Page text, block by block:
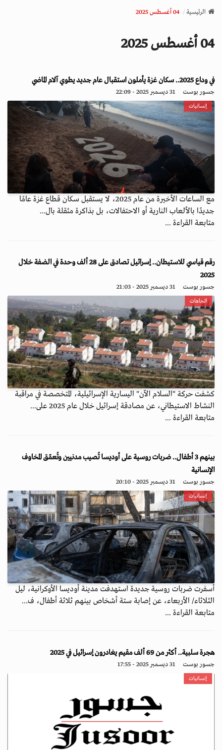
v
a
o
n
الرئيسية 04 أغسطس 2025
04 أغسطس 2025
في وداع 2025.. سكان غزة يأملون استقبال عام جديد يطوي آلام الماضي
جسور بوست 31 ديسمبر 2025 - 22:09
إنسانيات
مع الساعات الأخيرة من عام 2025، لا يستقبل سكان قطاع غزة عامًا
جديدًا بالألعاب النارية أو الاحتفالات، بل بذاكرة مثقلة بال...
متابعة القراءة ...
رقم قياسي للاستيطان.. إسرائيل تصادق على 28 ألف وحدة في الضفة خلال
2025
جسور بوست 31 ديسمبر 2025 - 21:03
اتجاهات
كشفت حركة "السلام الآن" اليسارية الإسرائيلية، المتخصصة في مراقبة
النشاط الاستيطاني، عن مصادقة إسرائيل خلال عام 2025 على...
متابعة القراءة ...
بينهم 3 أطفال.. ضربات روسية على أوديسا تُصيب مدنيين وتُعمّق المخاوف
الإنسانية
جسور بوست 31 ديسمبر 2025 - 20:10
إنسانيات
أسفرت ضربات روسية جديدة استهدفت مدينة أوديسا الأوكرانية، ليل
الثلاثاء/ الأربعاء، عن إصابة ستة أشخاص بينهم ثلاثة أطفال، ف...
متابعة القراءة ...
هجرة سلبية.. أكثر من 69 ألف مقيم يغادرون إسرائيل في 2025
جسور بوست 31 ديسمبر 2025 - 17:55
إنسانيات